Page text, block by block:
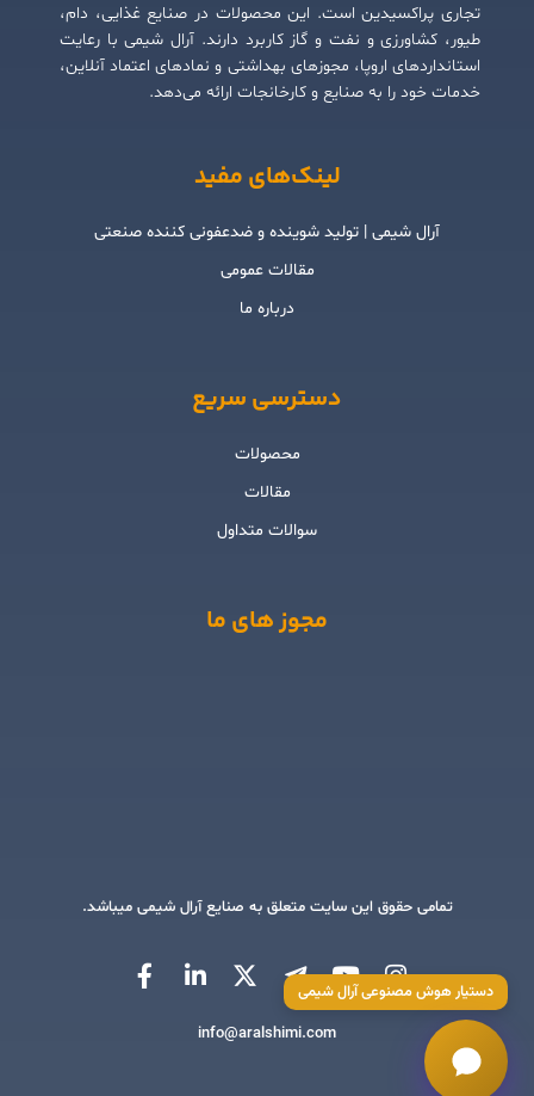
تجاری پراکسیدین است. این محصولات در صنایع غذایی، دام،
طیور، کشاورزی و نفت و گاز کاربرد دارند. آرال شیمی با رعایت
استانداردهای اروپا، مجوزهای بهداشتی و نمادهای اعتماد آنلاین،
خدمات خود را به صنایع و کارخانجات ارائه می‌دهد.
لینک‌های مفید
آرال شیمی | تولید شوینده و ضدعفونی کننده صنعتی
مقالات عمومی
درباره ما
دسترسی سریع
محصولات
مقالات
سوالات متداول
مجوز های ما
تمامی حقوق این سایت متعلق به صنایع آرال شیمی میباشد.
info@aralshimi.com
دستیار هوش مصنوعی آرال شیمی